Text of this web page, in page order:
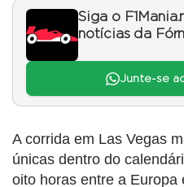
Siga o
notícias da
Junte-se
A corrida em Las Vegas
únicas dentro do
oito horas entre a Europa